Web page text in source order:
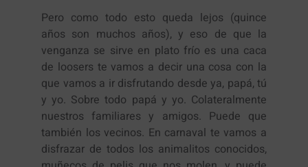
Pero como todo esto queda lejos (quince
años son muchos años), y eso de que la
venganza se sirve en plato frío es una caca
de loosers te vamos a decir una cosa con la
que vamos a ir disfrutando desde ya, papá, tú
y yo. Sobre todo papá y yo. Colateralmente
nuestros familiares y amigos. Puede que
también los vecinos. En carnaval te vamos a
disfrazar de todos los animalitos conocidos,